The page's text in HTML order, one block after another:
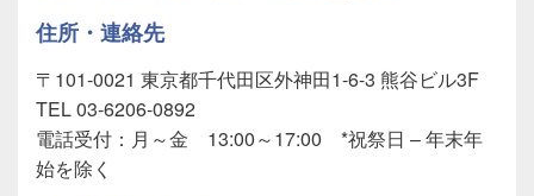
住所・連絡先
〒101-0021 東京都千代田区外神田1-6-3 熊谷ビル3F
TEL 03-6206-0892
電話受付：月～金 13:00～17:00 *祝祭日 – 年末年
始を除く